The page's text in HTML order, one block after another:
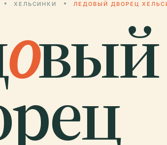
ХЕЛЬСИНКИ ЛЕДОВЫЙ ДВОРЕЦ
овый